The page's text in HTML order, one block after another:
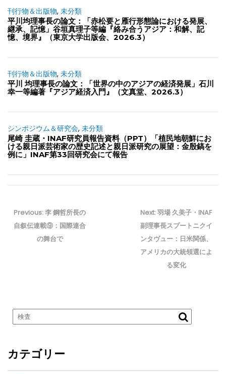
刊行物＆出版物, 未分類
平川均理事長の論文：「赤松要と雁行形態論における発展、
継承、記憶」谷垣真理子等編『絡み合うアジア：和解、記
憶、境界』（東京大学出版会、2026.3）
刊行物＆出版物, 未分類
平川 均理事長の論文：「世界の中のアジアの経済発展」石川
幸一等編著『アジア経済入門』（文真堂、2026.3）
シンポジウム＆研究会, 未分類
尾崎 圭蔵・INAF研究員報告資料（PPT）「植民地朝鮮にお
ける親日派芸術家の歴史記述と親日派研究の展望：金殷鎬を
例に」INAF第33回研究会にて報告
稿
ナ
Previous:Previous
post:
李 鋼哲所長の
自叙伝連載⑨：国際連合
の舞台で
Next:Next
post:
羽場 久美子・INAF
副理事長スプートニクイ
ンタヴュー：日米関係、
アメリカの大統領選によ
る変化
カテゴリー